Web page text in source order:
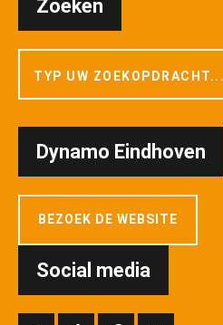
Zoeken
Dynamo Eindhoven
BEZOEK DE WEBSITE
Social media